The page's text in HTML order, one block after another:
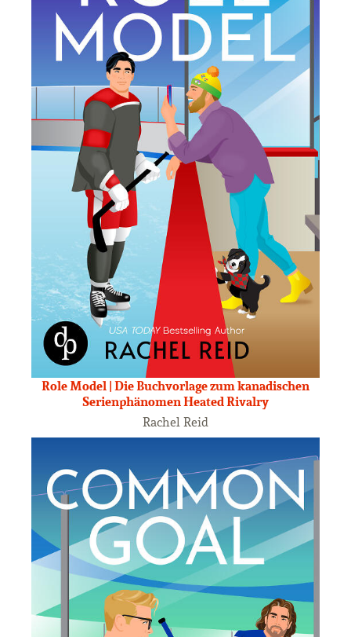
Role Model | Die Buchvorlage zum kanadischen
Serienphänomen Heated Rivalry
Rachel Reid